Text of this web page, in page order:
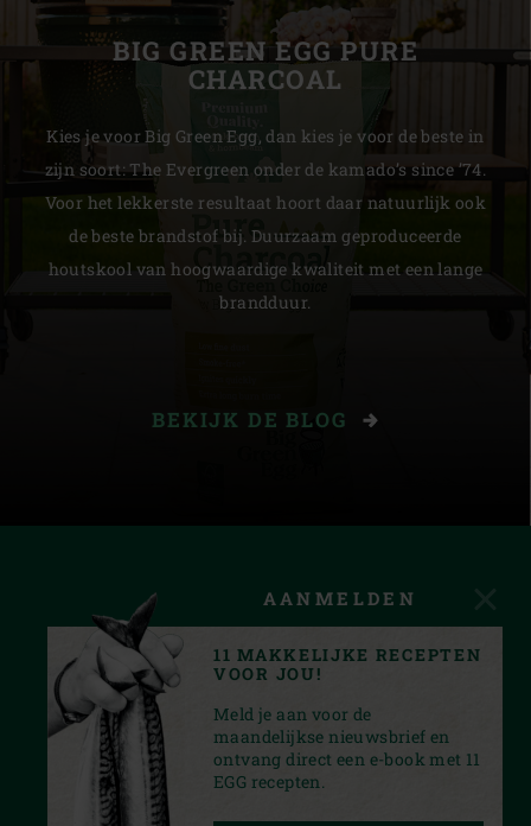
BIG GREEN EGG PURE
CHARCOAL
Kies je voor Big Green Egg, dan kies je voor de beste in
zijn soort: The Evergreen onder de kamado’s since ’74.
Voor het lekkerste resultaat hoort daar natuurlijk ook
de beste brandstof bij. Duurzaam geproduceerde
houtskool van hoogwaardige kwaliteit met een lange
brandduur.
BEKIJK DE BLOG
AANMELDEN
11 MAKKELIJKE RECEPTEN
VOOR JOU!
Meld je aan voor de
maandelijkse nieuwsbrief en
ontvang direct een e-book met 11
EGG recepten.